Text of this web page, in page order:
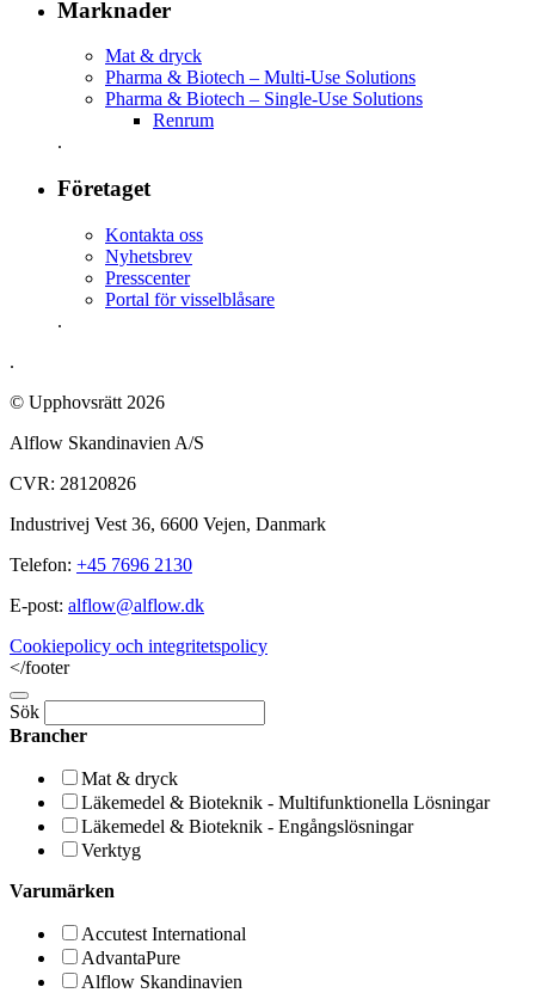
Marknader
Mat & dryck
Pharma & Biotech – Multi-Use Solutions
Pharma & Biotech – Single-Use Solutions
Renrum
.
Företaget
Kontakta oss
Nyhetsbrev
Presscenter
Portal för visselblåsare
.
.
© Upphovsrätt 2026
Alflow Skandinavien A/S
CVR: 28120826
Industrivej Vest 36, 6600 Vejen, Danmark
Telefon: +45 7696 2130
E-post: alflow@alflow.dk
Cookiepolicy och integritetspolicy
</footer
Sök
Brancher
Mat & dryck
Läkemedel & Bioteknik - Multifunktionella Lösningar
Läkemedel & Bioteknik - Engångslösningar
Verktyg
Varumärken
Accutest International
AdvantaPure
Alflow Skandinavien